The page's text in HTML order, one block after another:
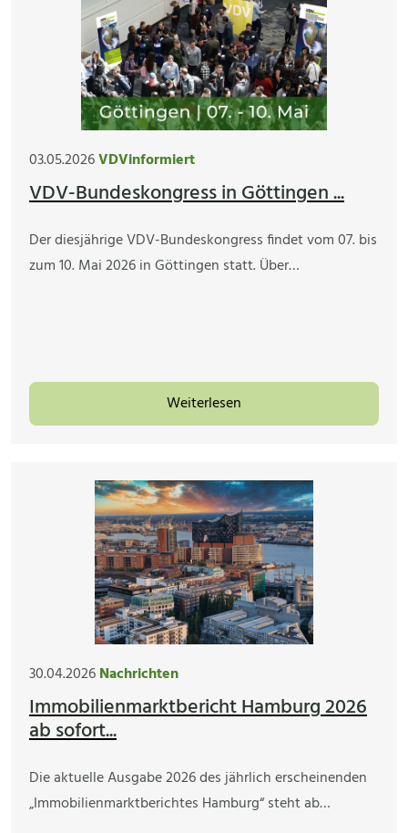
03.05.2026VDVinformiert
VDV-Bundeskongress in Göttingen ...
Der diesjährige VDV-Bundeskongress findet vom 07. bis
zum 10. Mai 2026 in Göttingen statt. Über…
Weiterlesen
30.04.2026Nachrichten
Immobilienmarktbericht Hamburg 2026
ab sofort...
Die aktuelle Ausgabe 2026 des jährlich erscheinenden
„Immobilienmarktberichtes Hamburg“ steht ab…